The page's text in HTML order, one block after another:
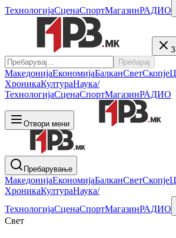
ТехнологијаСценаСпортМагазинРАДИО
Пребарај
МакедонијаЕкономијаБалканСветСкопје
ХроникаКултураНаука/
ТехнологијаСценаСпортМагазинРАДИО
Отвори мени
Пребарување
МакедонијаЕкономијаБалканСветСкопје
ХроникаКултураНаука/
ТехнологијаСценаСпортМагазинРАДИО
Свет